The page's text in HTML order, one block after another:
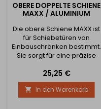
OBERE DOPPELTE SCHIENE
MAXX / ALUMINIUM
Die obere Schiene MAXX ist
für Schiebetüren von
Einbauschränken bestimmt.
Sie sorgt für eine präzise
und gewährleistet dank
ihrer robusten Konstruktion
langfristige Stabilität und
Zuverlässigkeit des
Preis
25,25 €
 In den Warenkorb